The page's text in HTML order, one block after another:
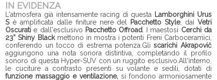
IN EVIDENZA
L'atmosfera già intensamente racing di questa Lamborghini Urus
Sè amplificata dalle finiture nere del Pacchetto Style, dai Vetri
Oscurati e dall'esclusivo Pacchetto Offroad . I maestosi Cerchi da
23” Shiny Blackmettono in mostra i potenti Freni Carboceramici,
conferendo un tocco di estrema potenza.Gliscarichi Akrapovič
aggiungono una nota sonora distintiva, completando il profilo
sonoro di questa Hyper-SUV con un ruggito esclusivo.All'interno,
le cuciture a contrasto presenti su volante e sedili, dotati di
funzione massaggio e ventilazione, si fondono armoniosamente